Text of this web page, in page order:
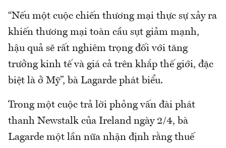
“Nếu một cuộc chiến thương mại thực sự xảy ra
khiến thương mại toàn cầu sụt giảm mạnh,
hậu quả sẽ rất nghiêm trọng đối với tăng
trưởng kinh tế và giá cả trên khắp thế giới, đặc
biệt là ở Mỹ”, bà Lagarde phát biểu.
Trong một cuộc trả lời phỏng vấn đài phát
thanh Newstalk của Ireland ngày 2/4, bà
Lagarde một lần nữa nhận định rằng thuế